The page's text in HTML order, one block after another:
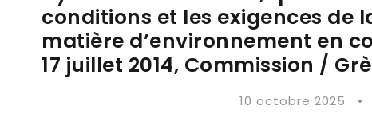
conditions et les exigences de
matière d’environnement en
17 juillet 2014, Commission /
10 octobre 2025 •